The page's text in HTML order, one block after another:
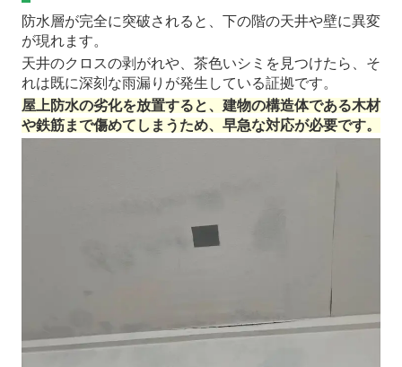
防水層が完全に突破されると、下の階の天井や壁に異変
が現れます。
天井のクロスの剥がれや、茶色いシミを見つけたら、そ
れは既に深刻な雨漏りが発生している証拠です。
屋上防水の劣化を放置すると、建物の構造体である木材
や鉄筋まで傷めてしまうため、早急な対応が必要です。